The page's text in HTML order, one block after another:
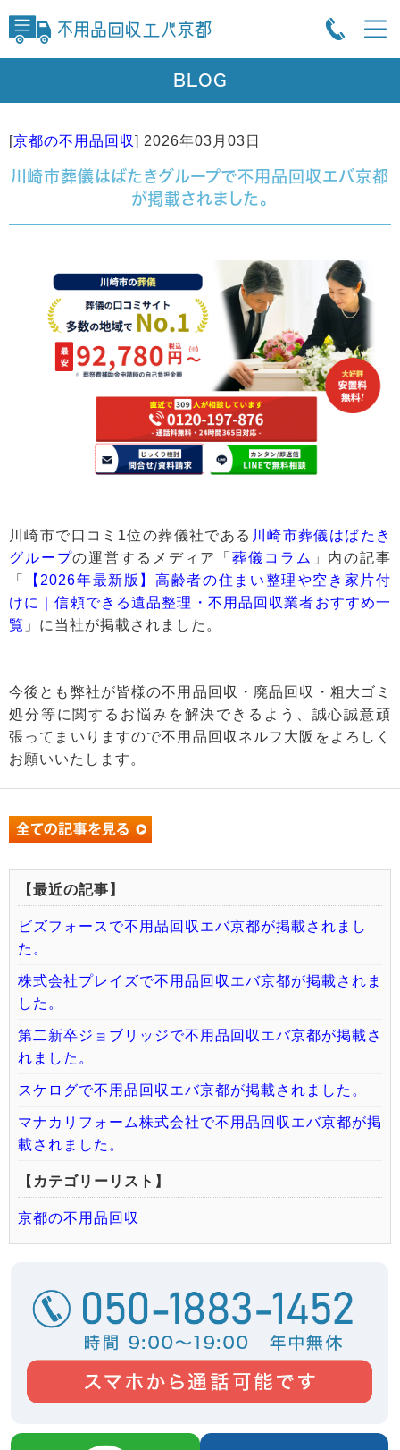
BLOG
[京都の不用品回収] 2026年03月03日
川崎市葬儀はばたきグループで不用品回収エバ京都
が掲載されました。
川崎市で口コミ1位の葬儀社である 川崎市葬儀はばたき
グループの運営するメディア「葬儀コラム 」内の記事
「
【2026年最新版】高齢者の住まい整理や空き家片付
けに｜信頼できる遺品整理・不用品回収業者おすすめ一
覧 」に当社が掲載されました。
今後とも弊社が皆様の不用品回収・廃品回収・粗大ゴミ
処分等に関するお悩みを解決できるよう、誠心誠意頑
張ってまいりますので不用品回収ネルフ大阪をよろしく
お願いいたします。
【最近の記事】
ビズフォースで不用品回収エバ京都が掲載されまし
た。
株式会社プレイズで不用品回収エバ京都が掲載されま
した。
第二新卒ジョブリッジで不用品回収エバ京都が掲載さ
れました。
スケログで不用品回収エバ京都が掲載されました。
マナカリフォーム株式会社で不用品回収エバ京都が掲
載されました。
【カテゴリーリスト】
京都の不用品回収